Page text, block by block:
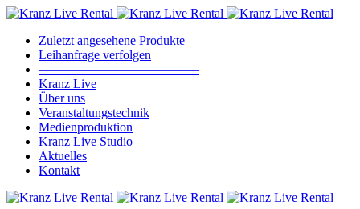
Zuletzt angesehene Produkte
Leihanfrage verfolgen
————————————–
Kranz Live
Über uns
Veranstaltungstechnik
Medienproduktion
Kranz Live Studio
Aktuelles
Kontakt